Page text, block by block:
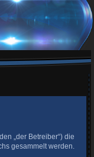
„der Betreiber“) die
gesammelt werden.